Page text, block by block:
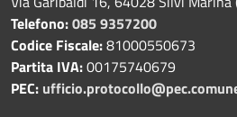
Telefono:085 9357200
Codice Fiscale:81000550673
Partita IVA:00175740679
PEC: